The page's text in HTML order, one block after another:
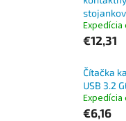
Expedícia
€12,31
Čítačka
USB 3.2
Expedícia
€6,16